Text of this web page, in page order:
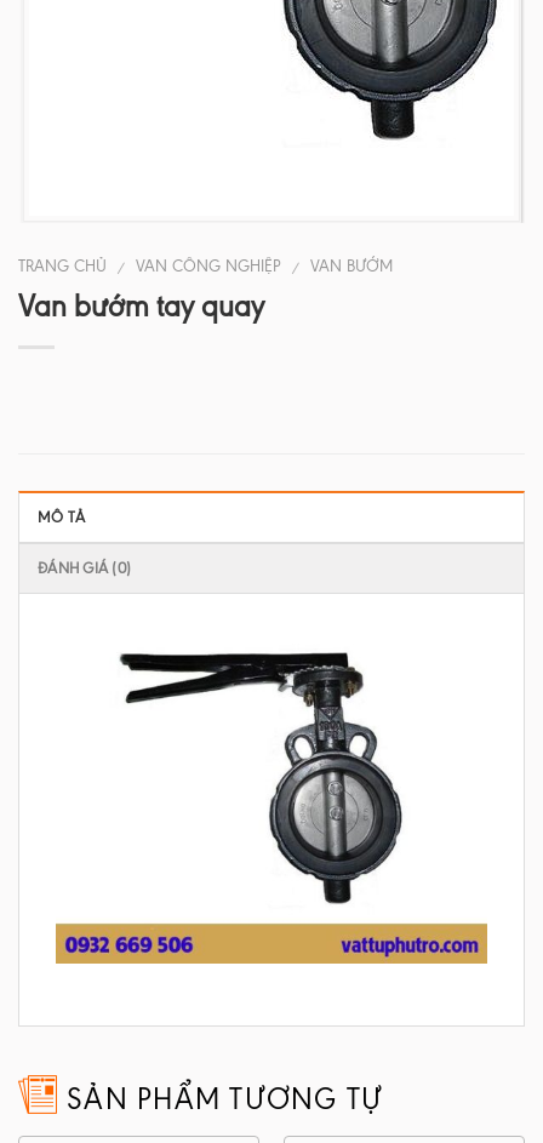
TRANG CHỦ / VAN CÔNG NGHIỆP / VAN BƯỚM
Van bướm tay quay
MÔ TẢ
ĐÁNH GIÁ (0)
SẢN PHẨM TƯƠNG TỰ